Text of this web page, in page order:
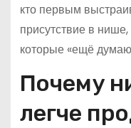
кто первым
присутствие в
которые «ещё
Почему
легче